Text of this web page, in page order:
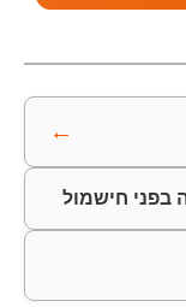
←
בפני חישמול